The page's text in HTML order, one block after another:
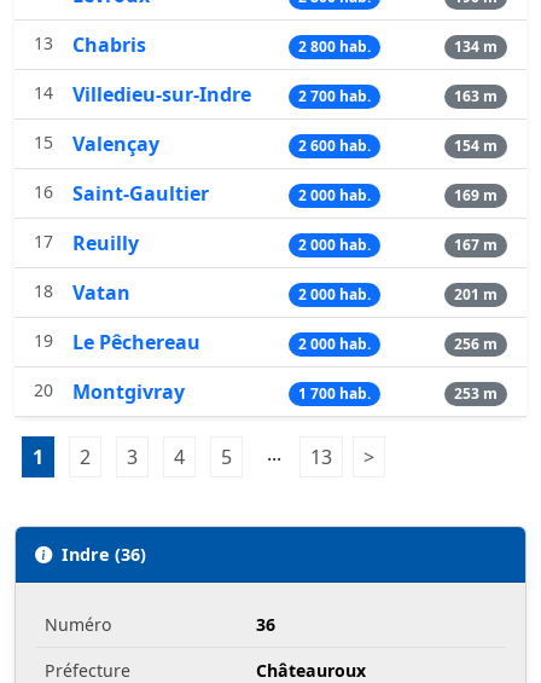
13 Chabris 2 800 hab. 134 m
14 Villedieu-sur-Indre 2 700 hab. 163 m
15 Valençay 2 600 hab. 154 m
16 Saint-Gaultier 2 000 hab. 169 m
17 Reuilly 2 000 hab. 167 m
18 Vatan 2 000 hab. 201 m
19 Le Pêchereau 2 000 hab. 256 m
20 Montgivray 1 700 hab. 253 m
Pagination:
1 Page 1
2 Page 2
3 Page 3
4 Page 4
5 Page 5
... 13 Page 13
>
Indre (36)
Numéro
36
Préfecture
Châteauroux